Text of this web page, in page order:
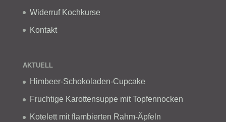
Widerruf Kochkurse
Kontakt
AKTUELL
Himbeer-Schokoladen-Cupcake
Fruchtige Karottensuppe mit Topfennocken
Kotelett mit flambierten Rahm-Äpfeln